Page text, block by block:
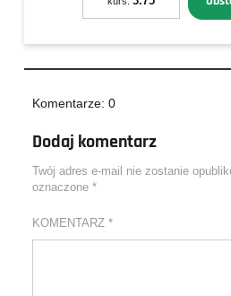
Komentarze: 0
Dodaj komentarz
Twój adres e-mail nie zostanie
oznaczone *
KOMENTARZ *